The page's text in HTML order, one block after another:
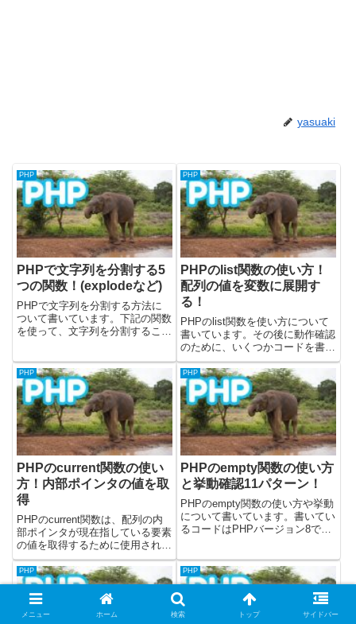
yasuaki
PHP
PHPで文字列を分割する5
つの関数！(explodeなど)
PHPで文字列を分割する方法に
ついて書いています。下記の関数
を使って、文字列を分割すること
preg_split関数・mb_split関数サ
ンプルコードは...
PHP
PHPのlist関数の使い方！
配列の値を変数に展開す
る！
PHPのlist関数を使い方について
書いています。その後に動作確認
のために、いくつかコードを書い
てみました。載せているサンプル
コードについては、PHPのバー
ジョン8.1.8を使って検証してい
ます。list関数の使い方list関数を
使うことで...
PHP
PHPのcurrent関数の使い
方！内部ポインタの値を取
得
PHPのcurrent関数は、配列の内
部ポインタが現在指している要素
の値を取得するために使用されま
す。PHPの配列は、要素の順序
を追跡するための「内部ポイン
タ」を持っています。このポイン
タは、配列の作成時には最初の要
PHP
PHPのempty関数の使い方
と挙動確認11パターン！
PHPのempty関数の使い方や挙動
について書いています。書いてい
るコードはPHPバージョン8で確
数についてPHPでempty関数を使
うと、引数で渡した内容が空であ
るか判定して...
PHP PHP
メニュー ホーム 検索 トップ サイドバー